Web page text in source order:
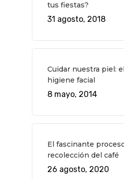
tus fiestas?
31 agosto, 2018
Cuidar nuestra piel:
higiene facial
8 mayo, 2014
El fascinante
recolección del café
26 agosto, 2020